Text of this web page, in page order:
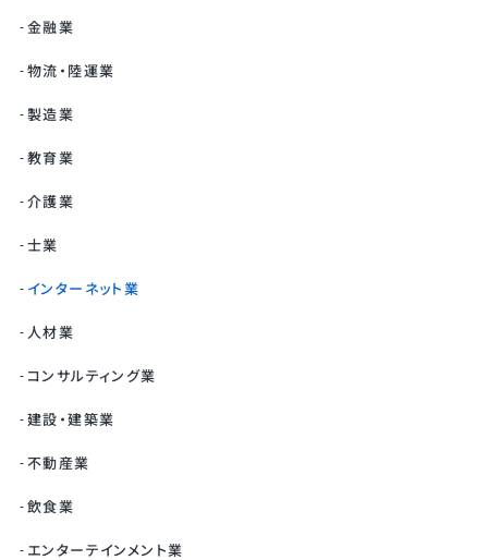
金融業
物流・陸運業
製造業
教育業
介護業
士業
インターネット業
人材業
コンサルティング業
建設・建築業
不動産業
飲食業
エンターテインメント業